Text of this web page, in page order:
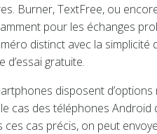
Burner, TextFree, ou
pour les échanges
distinct avec la
d’essai gratuite.
disposent
le cas des téléphones
ces cas précis, on peut